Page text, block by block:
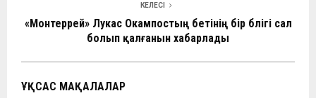
ть
КЕЛЕСІ
«Монтеррей» Лукас Окампостың бетінің бір бөлігі сал
болып қалғанын хабарлады
ҰҚСАС МАҚАЛАЛАР